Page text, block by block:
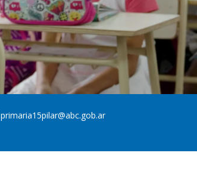
primaria15pilar@abc.gob.ar